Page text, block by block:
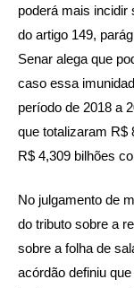
poderá mais incidir
do artigo 149,
Senar alega que
caso essa
período de 2018 a
que totalizaram R$
R$ 4,309 bilhões
No julgamento de
do tributo sobre a
sobre a folha de
acórdão definiu